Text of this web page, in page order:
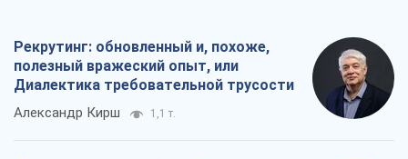
Рекрутинг: обновленный и, похоже,
полезный вражеский опыт, или
Диалектика требовательной трусости
Александр Кирш 1,1 т.